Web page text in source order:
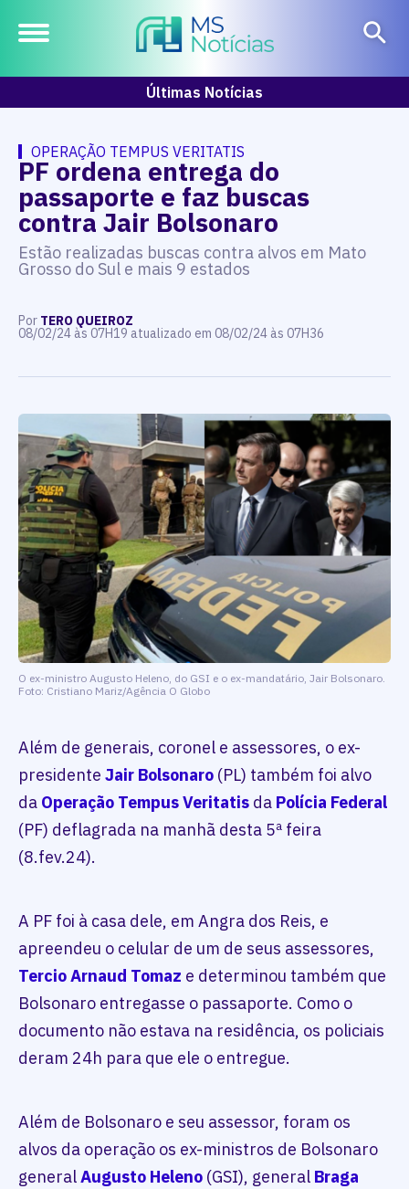
Últimas Notícias
OPERAÇÃO TEMPUS VERITATIS
PF ordena entrega do
passaporte e faz buscas
contra Jair Bolsonaro
Estão realizadas buscas contra alvos em Mato
Grosso do Sul e mais 9 estados
Por TERO QUEIROZ
08/02/24 às 07H19 atualizado em 08/02/24 às 07H36
O ex-ministro Augusto Heleno, do GSI e o ex-mandatário, Jair Bolsonaro.
Foto: Cristiano Mariz/Agência O Globo
Além de generais, coronel e assessores, o ex-
presidente Jair Bolsonaro (PL) também foi alvo
da Operação Tempus Veritatis da Polícia Federal
(PF) deflagrada na manhã desta 5ª feira
(8.fev.24).
A PF foi à casa dele, em Angra dos Reis, e
apreendeu o celular de um de seus assessores,
Tercio Arnaud Tomaz e determinou também que
Bolsonaro entregasse o passaporte. Como o
documento não estava na residência, os policiais
deram 24h para que ele o entregue.
Além de Bolsonaro e seu assessor, foram os
alvos da operação os ex-ministros de Bolsonaro
generalAugusto Heleno (GSI), general Braga